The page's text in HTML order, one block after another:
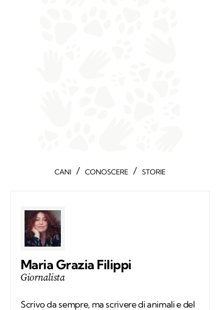
CANI / CONOSCERE / STORIE
Maria Grazia Filippi
Giornalista
Scrivo da sempre, ma scrivere di animali e del